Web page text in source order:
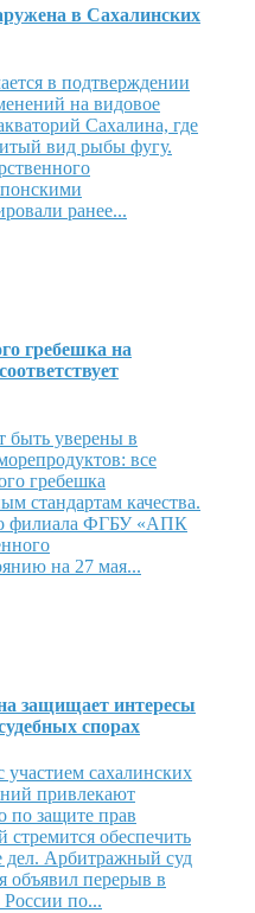
в Сахалинских
в подтверждении
на видовое
Сахалина, где
вид рыбы фугу.
ранее...
гребешка на
быть уверены в
все
гребешка
стандартам качества.
филиала ФГБУ «АПК
на 27 мая...
защищает интересы
спорах
участием сахалинских
привлекают
по защите прав
обеспечить
дел. Арбитражный суд
объявил перерыв в
по...